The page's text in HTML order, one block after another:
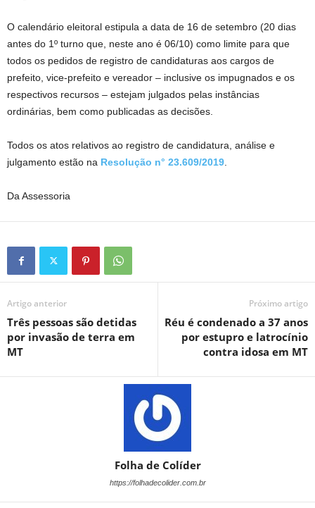
O calendário eleitoral estipula a data de 16 de setembro (20 dias
antes do 1º turno que, neste ano é 06/10) como limite para que
todos os pedidos de registro de candidaturas aos cargos de
prefeito, vice-prefeito e vereador – inclusive os impugnados e os
respectivos recursos – estejam julgados pelas instâncias
ordinárias, bem como publicadas as decisões.
Todos os atos relativos ao registro de candidatura, análise e
julgamento estão na Resolução n° 23.609/2019
Da Assessoria
Artigo anterior
Três pessoas são detidas
por invasão de terra em
MT
Próximo artigo
Réu é condenado a 37 anos
por estupro e latrocínio
contra idosa em MT
Folha de Colíder
https://folhadecolider.com.br